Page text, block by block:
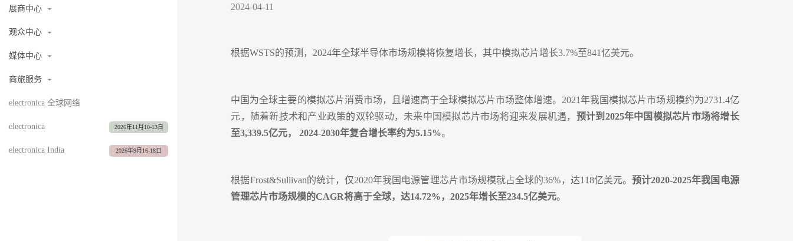
展商中心
观众中心
媒体中心
商旅服务
electronica 全球网络
electronica 2026年11月10-13日
electronica India 2026年9月16-18日
2024-04-11
根据WSTS的预测，2024年全球半导体市场规模将恢复增长，其中模拟芯片增长3.7%至841亿美元。
中国为全球主要的模拟芯片消费市场，且增速高于全球模拟芯片市场整体增速。2021年我国模拟芯片市场规模约为2731.4亿
元，随着新技术和产业政策的双轮驱动，未来中国模拟芯片市场将迎来发展机遇， 预计到2025年中国模拟芯片市场将增长
至3,339.5亿元， 2024-2030年复合增长率约为5.15%。
根据Frost&Sullivan的统计，仅2020年我国电源管理芯片市场规模就占全球的36%，达118亿美元。预计2020-2025年我国电源
管理芯片市场规模的CAGR将高于全球，达14.72%，2025年增长至234.5亿美元。